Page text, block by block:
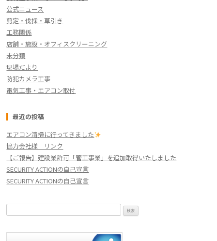
公式ニュース
剪定・伐採・草引き
工務関係
店舗・施設・オフィスクリーニング
未分類
現場だより
防犯カメラ工事
電気工事・エアコン取付
最近の投稿
エアコン清掃に行ってきました
協力会社様 リンク
【ご報告】建設業許可「管工事業」を追加取得いたしました
SECURITY ACTIONの自己宣言
SECURITY ACTIONの自己宣言
検
索: